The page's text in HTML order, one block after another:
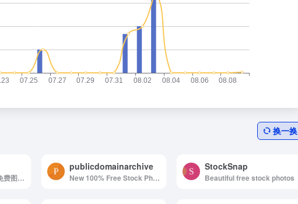
换一换
可在任何地方使用的免费图片和视频
publicdomainarchive
New 100% Free Stock Photos. Every. Single. Week.
StockSnap
Beautiful free stock photos